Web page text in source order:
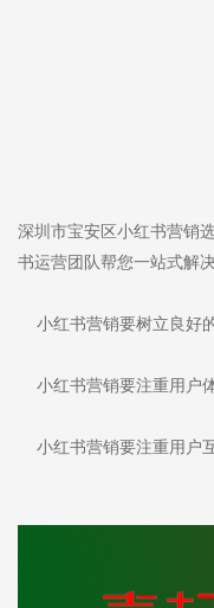
深圳市宝安区小红书营销
书运营团队帮您一站式解
小红书营销要树立良好
小红书营销要注重用户
小红书营销要注重用户